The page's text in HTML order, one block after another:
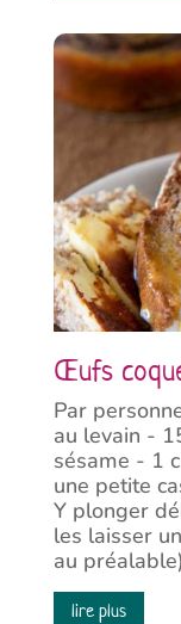
Œufs
Par
au levain -
sésame - 1
une petite
Y plonger
les laisser
au
lire plus